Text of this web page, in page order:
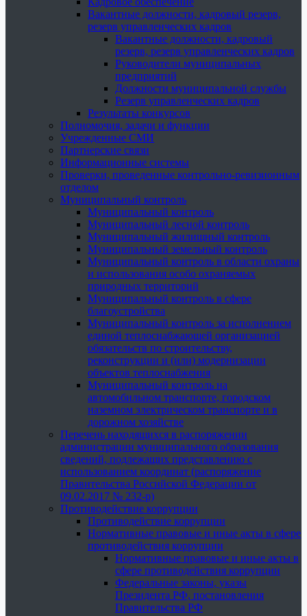
Вакантные должности, кадровый резерв,
резерв управленческих кадров
Вакантные должности, кадровый
резерв, резерв управленческих кадров
Руководители муниципальных
предприятий
Должности муниципальной службы
Резерв управленческих кадров
Результаты конкурсов
Полномочия, задачи и функции
Учрежденные СМИ
Партнерские связи
Информационные системы
Проверки, проведенные контрольно-ревизионным
отделом
Муниципальный контроль
Муниципальный контроль
Муниципальный лесной контроль
Муниципальный жилищный контроль
Муниципальный земельный контроль
Муниципальный контроль в области охраны
и использования особо охраняемых
природных территорий
Муниципальный контроль в сфере
благоустройства
Муниципальный контроль за исполнением
единой теплоснабжающей организацией
обязательств по строительству,
реконструкции и (или) модернизации
объектов теплоснабжения
Муниципальный контроль на
автомобильном транспорте, городском
наземном электрическом транспорте и в
дорожном хозяйстве
Перечень находящихся в распоряжении
администрации муниципального образования
сведений, подлежащих представлению с
использованием координат (распоряжение
Правительства Российской Федерации от
09.02.2017 № 232-р)
Противодействие коррупции
Противодействие коррупции
Нормативные правовые и иные акты в сфере
противодействия коррупции
Нормативные правовые и иные акты в
сфере противодействия коррупции
Федеральные законы, указы
Президента РФ, постановления
Правительства РФ